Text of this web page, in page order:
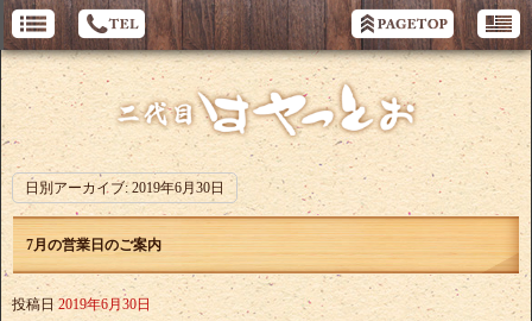
日別アーカイブ:2019年6月30日
7月の営業日のご案内
投稿日 2019年6月30日